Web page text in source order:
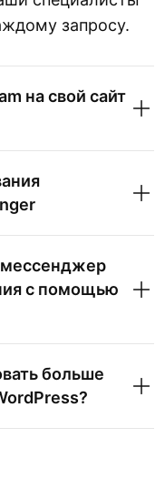
запросу.
на свой сайт
мессенджер
с помощью
больше